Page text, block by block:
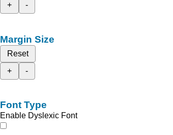
+
-
Margin Size
Reset
+
-
Font Type
Enable Dyslexic Font